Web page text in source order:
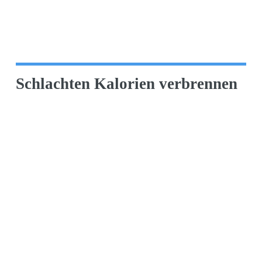
Schlachten Kalorien verbrennen